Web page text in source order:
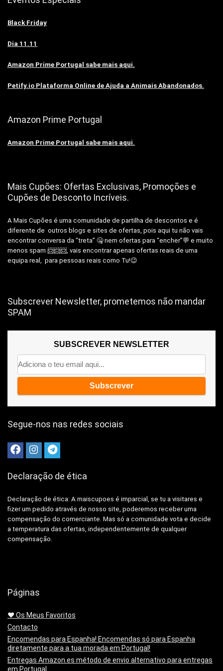
Black Friday
Dia 11.11
Amazon Prime Portugal sabe mais aqui.
Petify.io Plataforma Online de Ajuda a Animais Abandonados.
Amazon Prime Portugal
Amazon Prime Portugal sabe mais aqui.
Mais Cupões: Ofertas Exclusivas, Promoções e
Cupões de Desconto Incríveis.
A Mais Cupões é uma comunidade de partilha de descontos e é
diferente de outros blogs e sites de ofertas, pois aqui tu não vais
encontrar conversa da “treta” 🤐 nem ofertas para “encher”💬 e muito
menos spam 📨📨📨, vais encontrar apenas ofertas reais de uma
equipa real, para pessoas reais como Tu!😉
Subscrever Newsletter, prometemos não mandar
SPAM
SUBSCREVER NEWSLETTER
Segue-nos nas redes sociais
Declaração de ética
Declaração de ética: A maiscupoes é imparcial, se tu a visitares e
fizer um pedido através de nosso site, poderemos receber uma
compensação do comerciante. Mas só a comunidade vota e decide
a temperatura das ofertas, independentemente de qualquer
compensação.
Páginas
❤️ Os Meus Favoritos
Contacto
Encomendas para Espanha! Encomendas só para Espanha
diretamente para a tua morada em Portugal!
Entregas Amazon.es método de envio alternativo para entregas
em Portugal